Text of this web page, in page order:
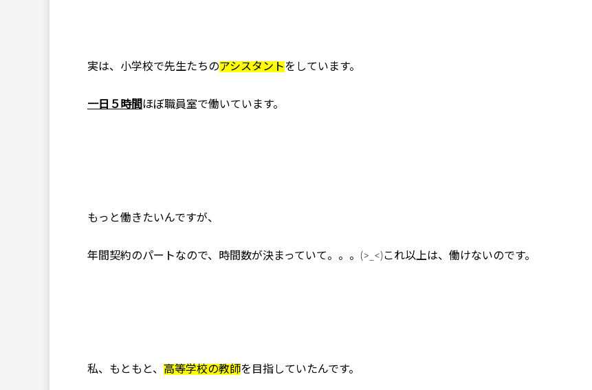
実は、小学校で先生たちのアシスタントをしています。
一日５時間ほぼ職員室で働いています。
もっと働きたいんですが、
年間契約のパートなので、時間数が決まっていて。。。(>_<)これ以上は、働けないのです。
私、もともと、 高等学校の教師を目指していたんです。